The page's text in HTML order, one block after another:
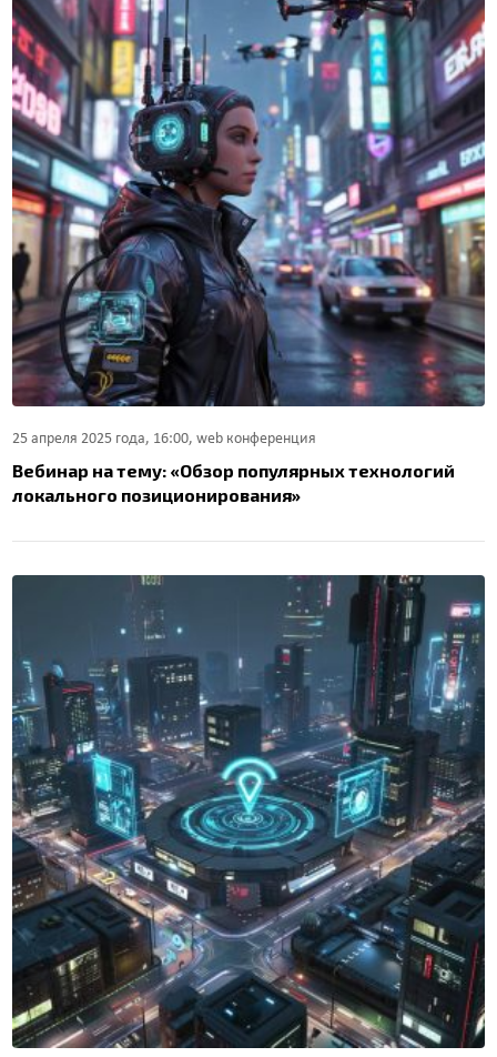
25 апреля 2025 года, 16:00, web конференция
Вебинар на тему: «Обзор популярных технологий
локального позиционирования»